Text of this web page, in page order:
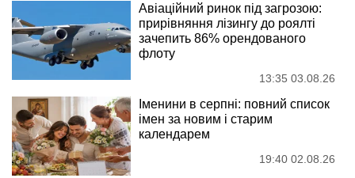
Авіаційний ринок під загрозою:
прирівняння лізингу до роялті
зачепить 86% орендованого
флоту
13:35 03.08.26
Іменини в серпні: повний список
імен за новим і старим
календарем
19:40 02.08.26